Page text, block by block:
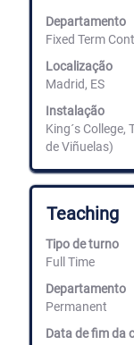
Departamento
Fixed Term
Localização
Madrid, ES
Instalação
King´s
de Viñuelas)
ver
os
conteúdos
completos
da
informação
de
emprego.
Título
Teaching
Tipo de turno
Full Time
Departamento
Permanent
Data de fim da
Selecione
com
a
barra
espaços
para
os